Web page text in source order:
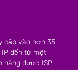
cập vào hơn 35
đến từ một
hãng được ISP